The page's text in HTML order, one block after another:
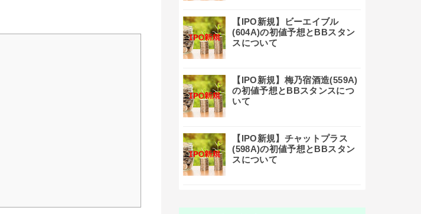
【IPO新規】ビーエイブル
(604A)の初値予想とBBスタン
スについて
【IPO新規】梅乃宿酒造(559A)
の初値予想とBBスタンスにつ
いて
【IPO新規】チャットプラス
(598A)の初値予想とBBスタン
スについて